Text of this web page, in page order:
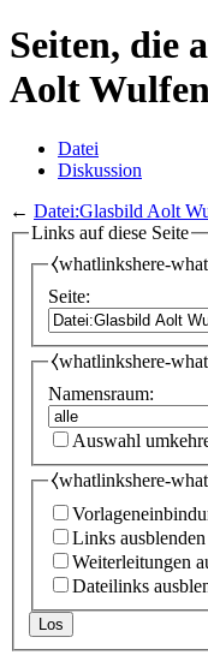
Seiten, die
Aolt
Datei
Diskussion
← Datei:Glasbild Aolt
Links auf diese Seite
⧼whatlinkshere-
Seite:
⧼whatlinkshere-
Namensraum:
Auswahl
⧼whatlinkshere-
Links ausblenden
Weiterleitungen
Dateilinks
Los